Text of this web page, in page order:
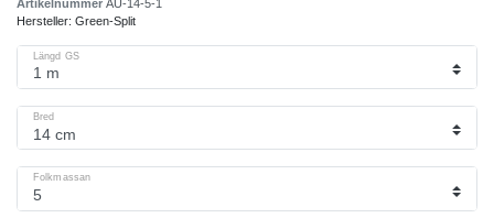
Artikelnummer AU-14-5-1
Hersteller: Green-Split
Längd GS
Bred
Folkmassan